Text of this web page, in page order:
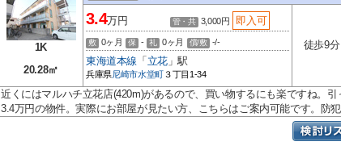
1K
20.28㎡
3.4万円 管・共 3,000円 即入可
敷 0ヶ月 保 - 礼 0ヶ月 償/敷 -/-
東海道本線 「 立花」駅
兵庫県尼崎市水堂町 ３丁目1-34
徒歩9分
近くにはマルハチ立花店(420m)があるので、買い物するにも楽ですね。
3.4万円の物件。実際にお部屋が見たい方、こちらはご案内可能です。防